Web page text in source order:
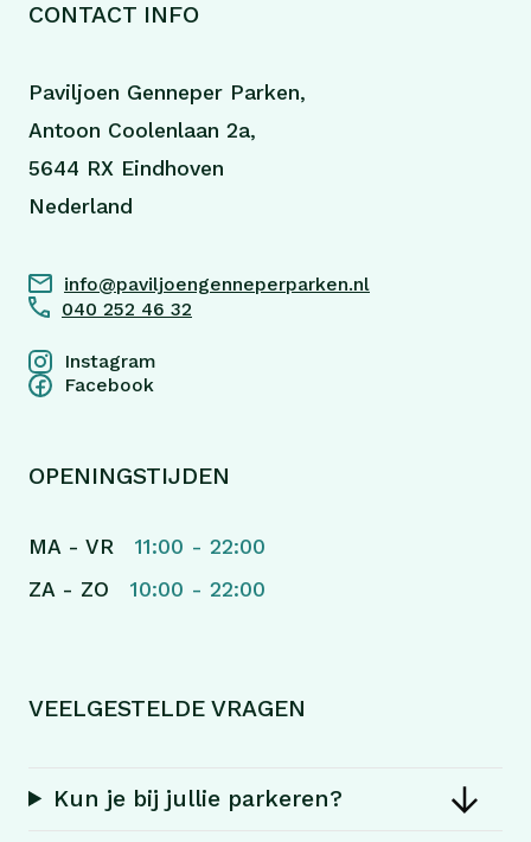
CONTACT INFO
Paviljoen Genneper Parken,
Antoon Coolenlaan 2a,
5644 RX Eindhoven
Nederland
info@paviljoengenneperparken.nl
040 252 46 32
Instagram
Facebook
OPENINGSTIJDEN
MA - VR
11:00 - 22:00
ZA - ZO
10:00 - 22:00
VEELGESTELDE VRAGEN
Kun je bij jullie parkeren?